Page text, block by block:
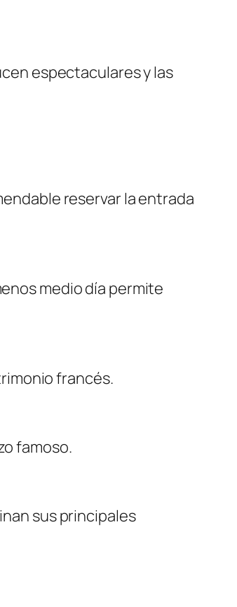
espectaculares y las
reservar la entrada
medio día permite
francés.
famoso.
sus principales